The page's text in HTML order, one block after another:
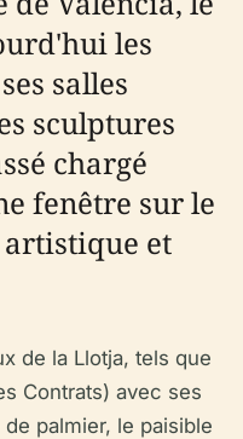
les
salles
sculptures
chargé
fenêtre sur le
et
de la Llotja, tels que
Contrats) avec ses
palmier, le paisible